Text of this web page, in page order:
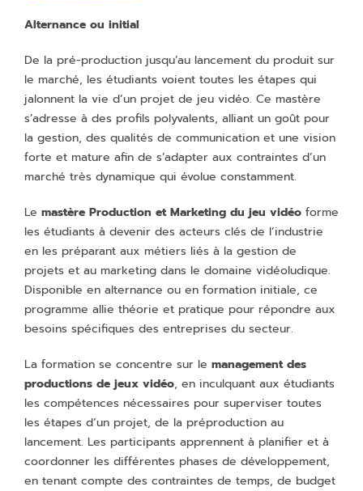
Alternance ou initial
De la pré-production jusqu’au lancement du produit sur
le marché, les étudiants voient toutes les étapes qui
jalonnent la vie d’un projet de jeu vidéo. Ce mastère
s’adresse à des profils polyvalents, alliant un goût pour
la gestion, des qualités de communication et une vision
forte et mature afin de s’adapter aux contraintes d’un
marché très dynamique qui évolue constamment.
Le mastère Production et Marketing du jeu vidéo forme
les étudiants à devenir des acteurs clés de l’industrie
en les préparant aux métiers liés à la gestion de
projets et au marketing dans le domaine vidéoludique.
Disponible en alternance ou en formation initiale, ce
programme allie théorie et pratique pour répondre aux
besoins spécifiques des entreprises du secteur.
La formation se concentre sur le management des
productions de jeux vidéo, en inculquant aux étudiants
les compétences nécessaires pour superviser toutes
les étapes d’un projet, de la préproduction au
lancement. Les participants apprennent à planifier et à
coordonner les différentes phases de développement,
en tenant compte des contraintes de temps, de budget